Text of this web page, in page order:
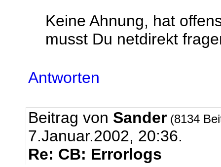
Keine Ahnung, hat
musst Du netdirekt
Antworten
Beitrag von Sander (8134
7.Januar.2002, 20:36.
Re: CB: Errorlogs